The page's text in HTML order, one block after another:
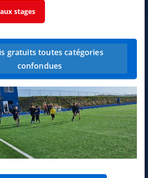
stages
gratuits toutes catégories
confondues